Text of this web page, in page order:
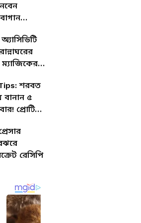
শরবত
বানান ৫
প্রোটিন-
রেসিপি